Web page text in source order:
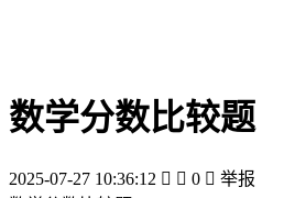
数学分数比较题
2025-07-27 10:36:12   0  举报